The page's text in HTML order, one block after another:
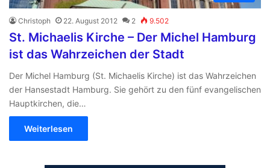
Christoph 22. August 2012 2 9.502
St. Michaelis Kirche – Der Michel Hamburg
ist das Wahrzeichen der Stadt
Der Michel Hamburg (St. Michaelis Kirche) ist das Wahrzeichen
der Hansestadt Hamburg. Sie gehört zu den fünf evangelischen
Hauptkirchen, die…
Weiterlesen